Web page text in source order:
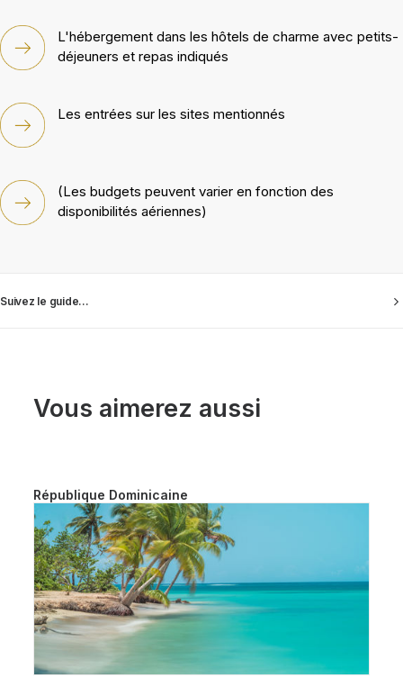
L'hébergement dans les hôtels de charme avec petits-
déjeuners et repas indiqués
Les entrées sur les sites mentionnés
(Les budgets peuvent varier en fonction des
disponibilités aériennes)
Suivez le guide...
Vous aimerez aussi
République Dominicaine